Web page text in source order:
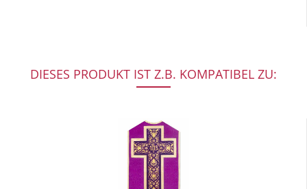
DIESES PRODUKT IST Z.B. KOMPATIBEL ZU: